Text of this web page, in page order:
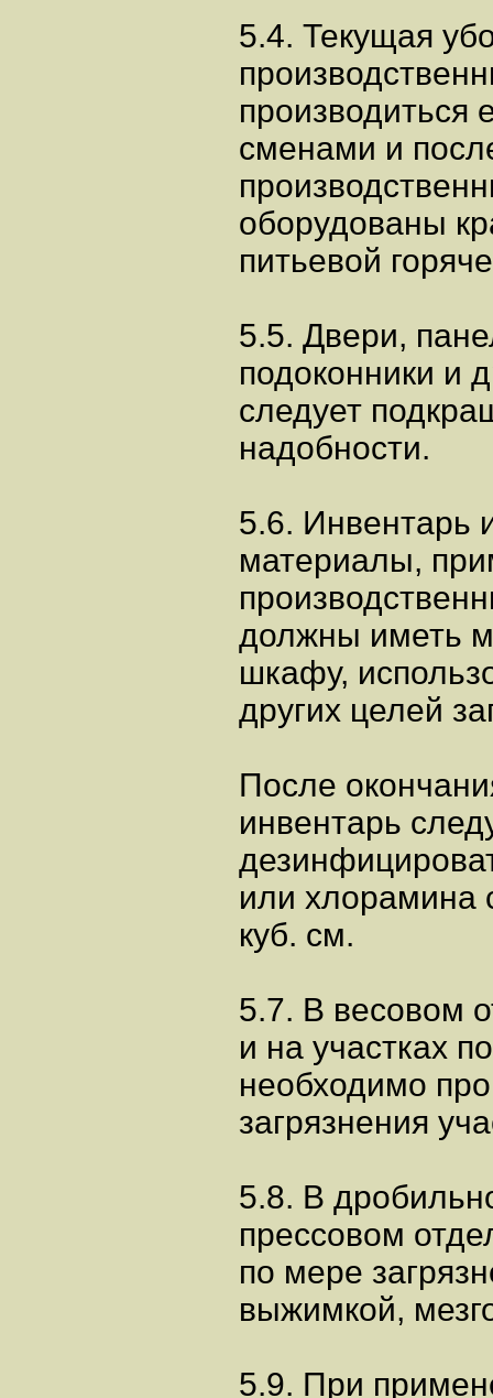
5.4. Текущая
сменами и
оборудованы
питьевой
5.5. Двери,
подоконники и
следует
надобности.
5.6. Инвентарь
материалы,
должны иметь
шкафу,
других целей
После
инвентарь
или хлорамина
куб. см.
5.7. В весовом
и на участках
необходимо
загрязнения
5.8. В
прессовом
по мере
выжимкой,
5.9. При